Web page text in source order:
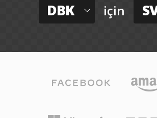
DBK için